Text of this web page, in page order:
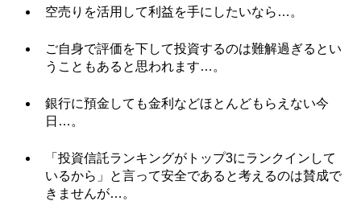
空売りを活用して利益を手にしたいなら…。
ご自身で評価を下して投資するのは難解過ぎるとい
うこともあると思われます…。
銀行に預金しても金利などほとんどもらえない今
日…。
「投資信託ランキングがトップ3にランクインして
いるから」と言って安全であると考えるのは賛成で
きませんが…。